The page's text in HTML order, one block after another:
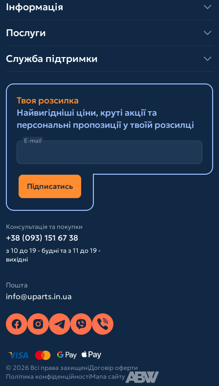
Інформація
Послуги
Служба підтримки
Твоя розсилка
Найвигідніші ціни, круті акції та
персональні пропозиції у твоїй розсилці
E-mail
Підписатись
Консультація та покупки
+38 (093) 151 67 38
з 10 до 19 - будні та з 11 до 19 -
вихідні
Пошта
info@uparts.in.ua
© 2026 Всі права захищеніДоговір оферти
Політика конфіденційностіМапа сайту